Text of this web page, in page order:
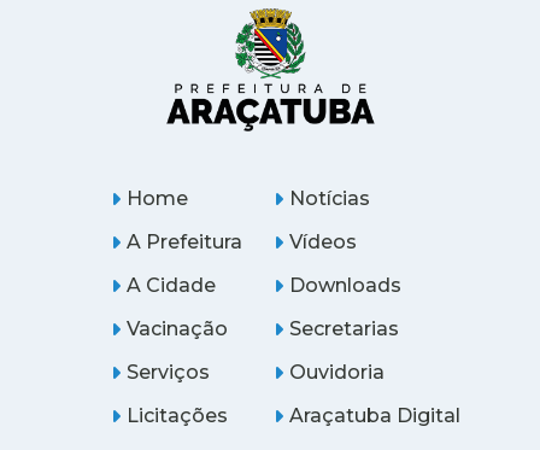
Home
A Prefeitura
A Cidade
Notícias
Vídeos
Downloads
Vacinação
Serviços
Licitações
Secretarias
Ouvidoria
Araçatuba Digital